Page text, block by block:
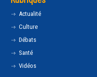
Actualité
Culture
Débats
Santé
Vidéos